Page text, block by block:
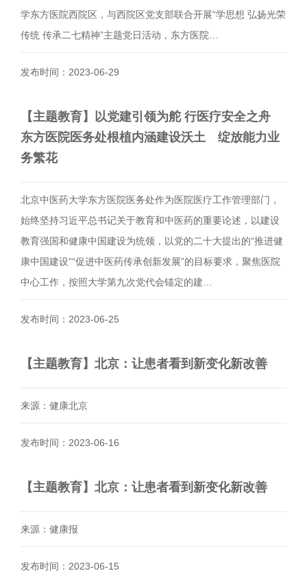
学东方医院西院区，与西院区党支部联合开展“学思想 弘扬光荣
传统 传承二七精神”主题党日活动，东方医院…
发布时间：2023-06-29
【主题教育】以党建引领为舵 行医疗安全之舟
东方医院医务处根植内涵建设沃土 绽放能力业
务繁花
北京中医药大学东方医院医务处作为医院医疗工作管理部门，
始终坚持习近平总书记关于教育和中医药的重要论述，以建设
教育强国和健康中国建设为统领，以党的二十大提出的“推进健
康中国建设”“促进中医药传承创新发展”的目标要求，聚焦医院
中心工作，按照大学第九次党代会锚定的建…
发布时间：2023-06-25
【主题教育】北京：让患者看到新变化新改善
来源：健康北京
发布时间：2023-06-16
【主题教育】北京：让患者看到新变化新改善
来源：健康报
发布时间：2023-06-15